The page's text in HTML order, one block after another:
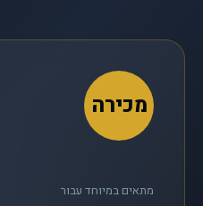
מכירה
מתאים במיוחד עבור